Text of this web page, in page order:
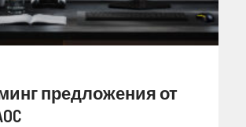
предложения от